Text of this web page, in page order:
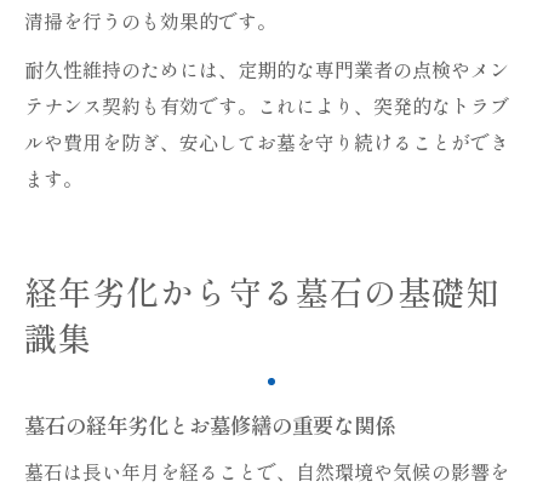
清掃を行うのも効果的です。
耐久性維持のためには、定期的な専門業者の点検やメン
テナンス契約も有効です。これにより、突発的なトラブ
ルや費用を防ぎ、安心してお墓を守り続けることができ
ます。
経年劣化から守る墓石の基礎知
識集
墓石の経年劣化とお墓修繕の重要な関係
墓石は長い年月を経ることで、自然環境や気候の影響を